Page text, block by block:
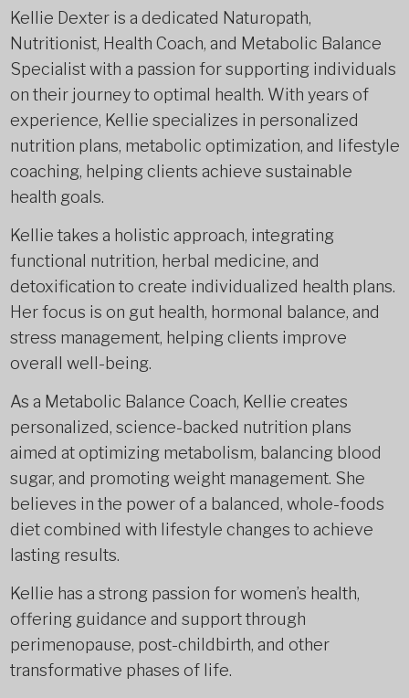
Kellie Dexter is a dedicated Naturopath,
Nutritionist, Health Coach, and Metabolic Balance
Specialist with a passion for supporting individuals
on their journey to optimal health. With years of
experience, Kellie specializes in personalized
nutrition plans, metabolic optimization, and lifestyle
coaching, helping clients achieve sustainable
health goals.
Kellie takes a holistic approach, integrating
functional nutrition, herbal medicine, and
detoxification to create individualized health plans.
Her focus is on gut health, hormonal balance, and
stress management, helping clients improve
overall well-being.
As a Metabolic Balance Coach, Kellie creates
personalized, science-backed nutrition plans
aimed at optimizing metabolism, balancing blood
sugar, and promoting weight management. She
believes in the power of a balanced, whole-foods
diet combined with lifestyle changes to achieve
lasting results.
Kellie has a strong passion for women’s health,
offering guidance and support through
perimenopause, post-childbirth, and other
transformative phases of life.